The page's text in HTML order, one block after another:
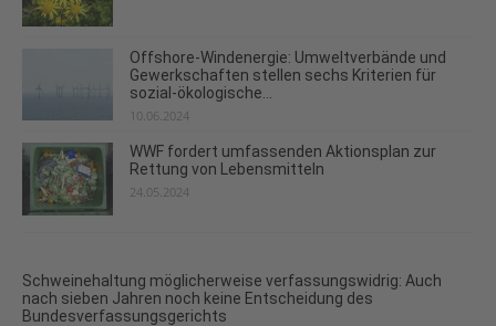
Offshore-Windenergie: Umweltverbände und
Gewerkschaften stellen sechs Kriterien für
sozial-ökologische...
10.06.2024
WWF fordert umfassenden Aktionsplan zur
Rettung von Lebensmitteln
24.05.2024
Schweinehaltung möglicherweise verfassungswidrig: Auch
nach sieben Jahren noch keine Entscheidung des
Bundesverfassungsgerichts